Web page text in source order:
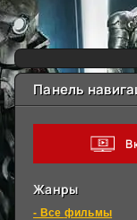
Панель
Жанры
фильмы